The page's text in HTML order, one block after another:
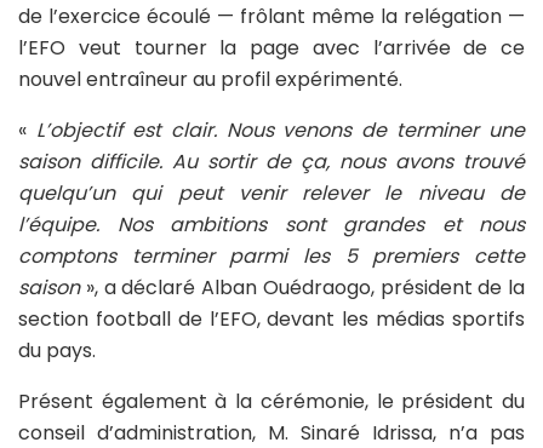
de l’exercice écoulé — frôlant même la relégation —
l’EFO veut tourner la page avec l’arrivée de ce
nouvel entraîneur au profil expérimenté.
« L’objectif est clair. Nous venons de terminer une
saison difficile. Au sortir de ça, nous avons trouvé
quelqu’un qui peut venir relever le niveau de
l’équipe. Nos ambitions sont grandes et nous
comptons terminer parmi les 5 premiers cette
saison», a déclaré Alban Ouédraogo, président de la
section football de l’EFO, devant les médias sportifs
du pays.
Présent également à la cérémonie, le président du
conseil d’administration, M. Sinaré Idrissa, n’a pas